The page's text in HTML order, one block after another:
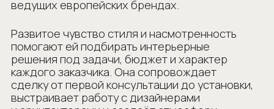
Ведущий менеджер
по продажам
Чагочкина
Анастасия